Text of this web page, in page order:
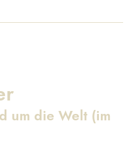
um die Welt (im